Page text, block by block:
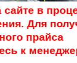
в
Для
прайса
к